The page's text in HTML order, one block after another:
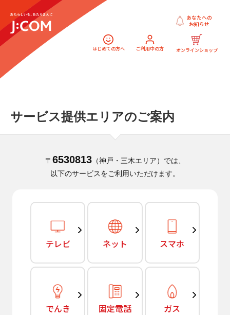
はじめての方へ ご利用中の方 オンラインショップ
あなたへの
お知らせ
サービス提供エリアのご案内
〒 6530813（神戸・三木エリア）では、
以下のサービスをご利用いただけます。
テレビ ネット スマホ
でんき 固定電話 ガス